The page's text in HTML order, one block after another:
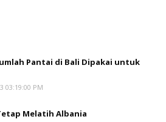
Pantai di Bali Dipakai untuk
03:19:00 PM
Melatih Albania